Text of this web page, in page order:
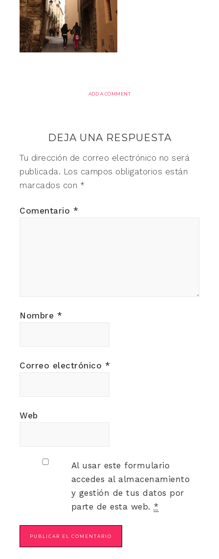
ADD A COMMENT
DEJA UNA RESPUESTA
Tu dirección de correo electrónico no será
publicada. Los campos obligatorios están
marcados con *
Comentario *
Nombre *
Correo electrónico *
Web
Al usar este formulario
accedes al almacenamiento
y gestión de tus datos por
parte de esta web. *